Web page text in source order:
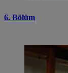
6. Bölüm